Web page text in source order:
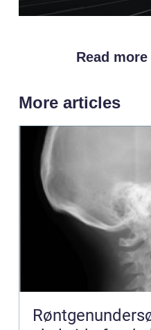
Read
More articles